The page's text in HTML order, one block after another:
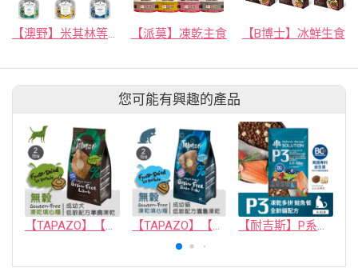
【派莫】凍乾主食 【B博士】冰鮮生食
您可能有興趣的產品
【TAPAZO】【無穀凍乾填心糧】成幼犬_羊肉配方 2磅(單一肉源) 【TAPAZO】【凍乾填心糧】成幼貓無穀海魚配方(單一肉源) 【耐吉斯】P系列-P3 凍乾多拼無穀鮭魚餐(全齡貓)